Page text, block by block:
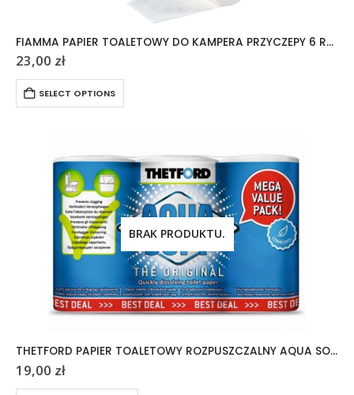
FIAMMA PAPIER TOALETOWY DO KAMPERA PRZYCZEPY 6 ROLEK
23,00 zł
SELECT OPTIONS
BRAK PRODUKTU.
THETFORD PAPIER TOALETOWY ROZPUSZCZALNY AQUA SOFT 6 ROLEK
19,00 zł